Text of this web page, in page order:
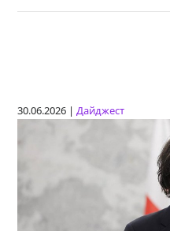
30.06.2026 |Дайджест